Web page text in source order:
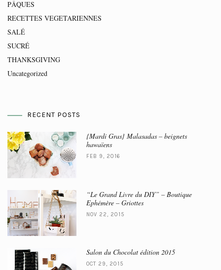
PÂQUES
RECETTES VEGETARIENNES
SALÉ
SUCRÉ
THANKSGIVING
Uncategorized
RECENT POSTS
{Mardi Gras} Malasadas – beignets
hawaïens
FEB 9, 2016
“Le Grand Livre du DIY” – Boutique
Ephémère – Griottes
NOV 22, 2015
Salon du Chocolat édition 2015
OCT 29, 2015